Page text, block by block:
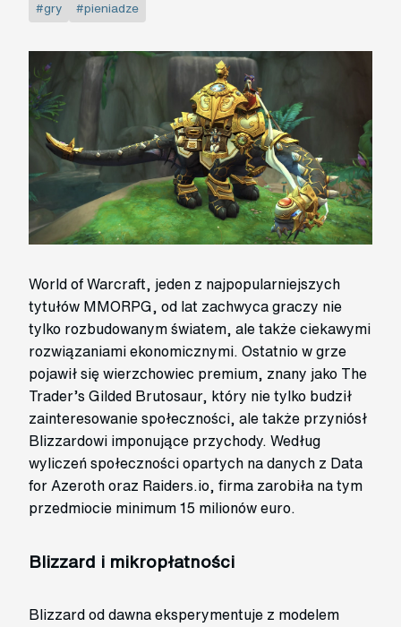
#gry #pieniadze
World of Warcraft, jeden z najpopularniejszych
tytułów MMORPG, od lat zachwyca graczy nie
tylko rozbudowanym światem, ale także ciekawymi
rozwiązaniami ekonomicznymi. Ostatnio w grze
pojawił się wierzchowiec premium, znany jako The
Trader’s Gilded Brutosaur, który nie tylko budził
zainteresowanie społeczności, ale także przyniósł
Blizzardowi imponujące przychody. Według
wyliczeń społeczności opartych na danych z Data
for Azeroth oraz Raiders.io, firma zarobiła na tym
przedmiocie minimum 15 milionów euro.
Blizzard i mikropłatności
Blizzard od dawna eksperymentuje z modelem